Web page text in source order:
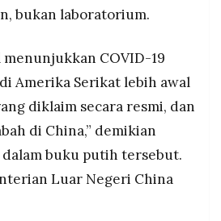
bukan laboratorium.
menunjukkan COVID-19
Amerika Serikat lebih awal
diklaim secara resmi, dan
di China,” demikian
buku putih tersebut.
Luar Negeri China